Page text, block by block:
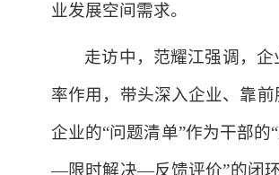
业发展空间需求。
走访中，范耀江强调，
率作用，带头深入企业、靠
企业的“问题清单”作为干部
—限时解决—反馈评价”的闭环